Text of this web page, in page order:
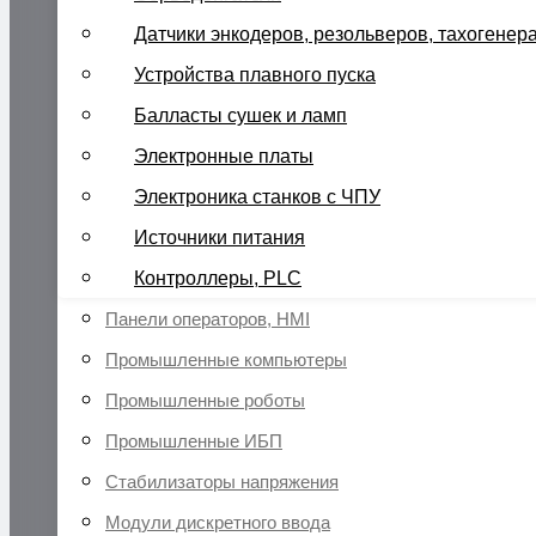
Датчики энкодеров, резольверов,
Устройства плавного пуска
Балласты сушек и ламп
Электронные платы
Электроника станков с ЧПУ
Источники питания
Контроллеры, PLC
Панели операторов, HMI
Промышленные компьютеры
Промышленные роботы
Промышленные ИБП
Стабилизаторы напряжения
Модули дискретного ввода